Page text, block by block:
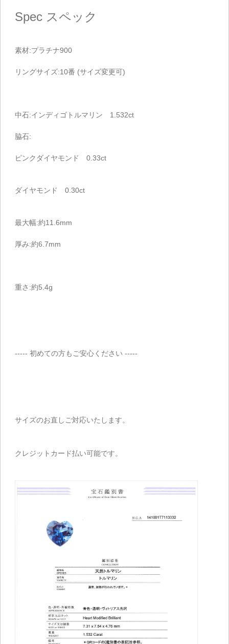
Spec スペック
素材:プラチナ900
リングサイズ:10番 (サイズ変更可)
中石:インディゴトルマリン 1.532ct
脇石:
ピンクダイヤモンド 0.33ct
ダイヤモンド 0.30ct
最大幅:約11.6mm
厚み:約6.7mm
重さ:約5.4g
----- 初めての方もご安心ください -----
サイズのお直しご対応いたします。
クレジットカード払い可能です。